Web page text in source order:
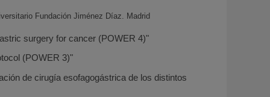
Fundación Jiménez Díaz. Madrid
surgery for cancer (POWER 4)"
(POWER 3)"
de cirugía esofagogástrica de los distintos